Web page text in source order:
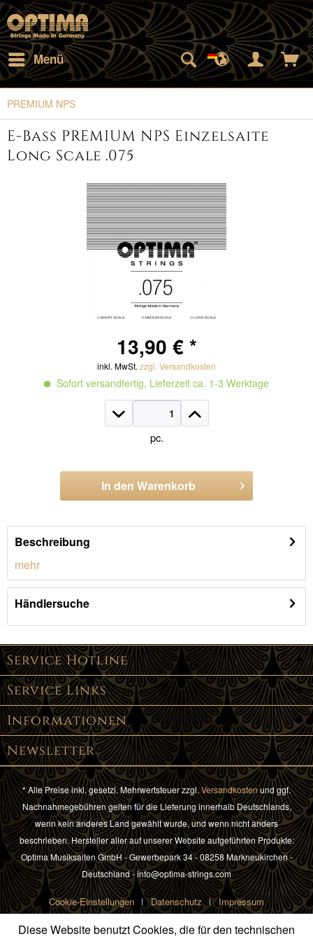
Menü
PREMIUM NPS
E-Bass PREMIUM NPS Einzelsaite
Long Scale .075
13,90 € *
inkl. MwSt. zzgl. Versandkosten
Sofort versandfertig, Lieferzeit ca. 1-3 Werktage
pc.
In den Warenkorb
Artikel-Nr.: CB075.L
Beschreibung
mehr
Händlersuche
Service Hotline
Service Links
Informationen
Newsletter
* Alle Preise inkl. gesetzl. Mehrwertsteuer zzgl.Versandkostenund ggf.
Nachnahmegebühren gelten für die Lieferung innerhalb Deutschlands,
wenn kein anderes Land gewählt wurde, und wenn nicht anders
beschrieben. Hersteller aller auf unserer Website aufgeführten Produkte:
Optima Musiksaiten GmbH - Gewerbepark 34 - 08258 Markneukirchen -
Deutschland - info@optima-strings.com
Cookie-Einstellungen Datenschutz Impressum
Diese Website benutzt Cookies, die für den technischen